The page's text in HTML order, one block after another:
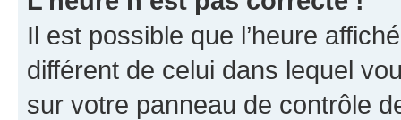
Il est possible que l’heure
différent de celui dans lequel
sur votre panneau de contrôle